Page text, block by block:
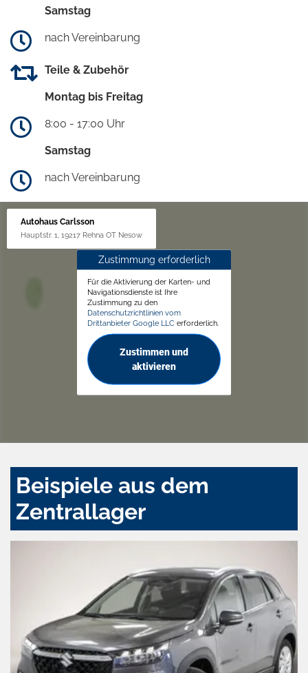
Samstag
nach Vereinbarung
Teile & Zubehör
Montag bis Freitag
8:00 - 17:00 Uhr
Samstag
nach Vereinbarung
Autohaus Carlsson
Hauptstr. 1, 19217 Rehna OT Nesow
Zustimmung erforderlich
Für die Aktivierung der Karten- und
Navigationsdienste ist Ihre
Zustimmung zu den
Datenschutzrichtlinien vom
Drittanbieter Google LLC erforderlich.
Zustimmen und
aktivieren
Beispiele aus dem
Zentrallager